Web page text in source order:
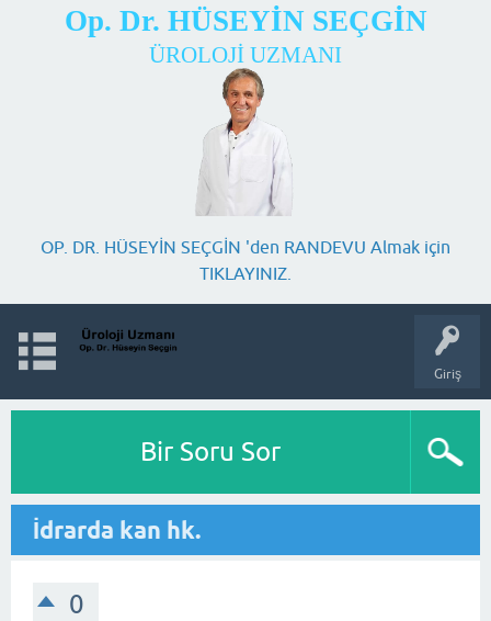
Op. Dr. HÜSEYİN SEÇGİN
ÜROLOJİ UZMANI
OP. DR. HÜSEYİN SEÇGİN 'den RANDEVU Almak için
TIKLAYINIZ.
Giriş
Bir Soru Sor
İdrarda kan hk.
0